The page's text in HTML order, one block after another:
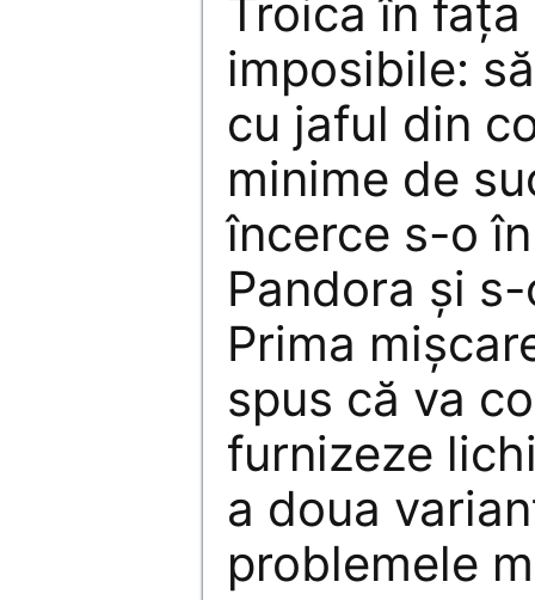
Troica în
imposibile:
cu jaful din
minime de
încerce s-o
Pandora şi
Prima
spus că va
furnizeze
a doua
problemele